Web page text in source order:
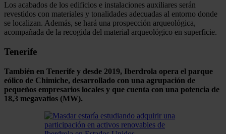
Los acabados de los edificios e instalaciones auxiliares serán
revestidos con materiales y tonalidades adecuadas al entorno donde
se localizan. Además, se hará una prospección arqueológica,
acompañada de la recogida del material arqueológico en superficie.
Tenerife
También en Tenerife y desde 2019, Iberdrola opera el parque
eólico de Chimiche, desarrollado con una agrupación de
pequeños empresarios locales y que cuenta con una potencia de
18,3 megavatios (MW).